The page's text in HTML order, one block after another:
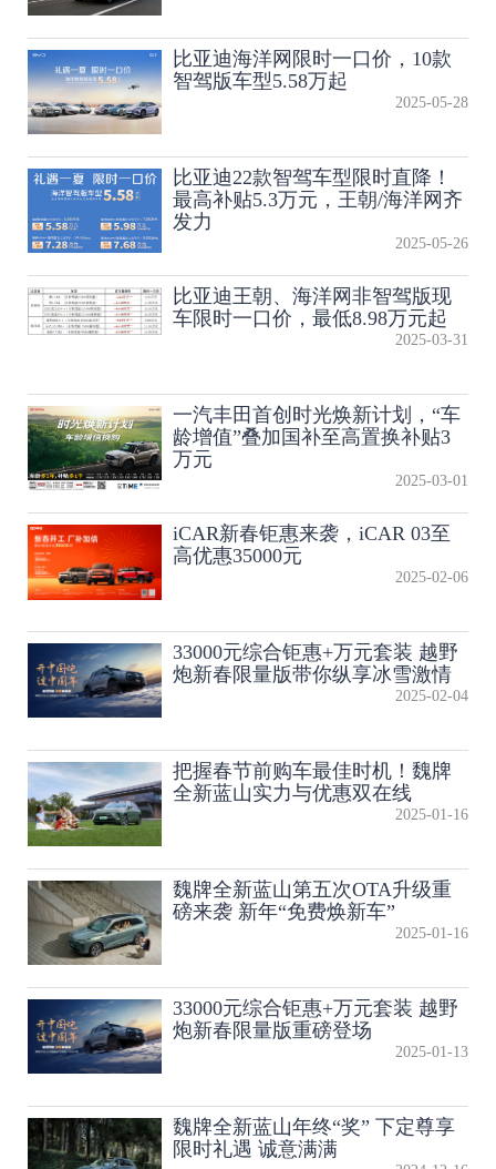
比亚迪海洋网限时一口价，10款
智驾版车型5.58万起
2025-05-28
比亚迪22款智驾车型限时直降！
最高补贴5.3万元，王朝/海洋网齐
发力
2025-05-26
比亚迪王朝、海洋网非智驾版现
车限时一口价，最低8.98万元起
2025-03-31
一汽丰田首创时光焕新计划，“车
龄增值”叠加国补至高置换补贴3
万元
2025-03-01
iCAR新春钜惠来袭，iCAR 03至
高优惠35000元
2025-02-06
33000元综合钜惠+万元套装 越野
炮新春限量版带你纵享冰雪激情
2025-02-04
把握春节前购车最佳时机！魏牌
全新蓝山实力与优惠双在线
2025-01-16
魏牌全新蓝山第五次OTA升级重
磅来袭 新年“免费焕新车”
2025-01-16
33000元综合钜惠+万元套装 越野
炮新春限量版重磅登场
2025-01-13
魏牌全新蓝山年终“奖” 下定尊享
限时礼遇 诚意满满